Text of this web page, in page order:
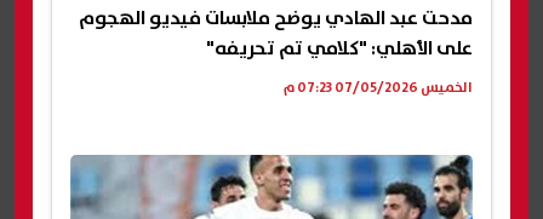
مدحت عبد الهادي يوضح ملابسات فيديو الهجوم
على الأهلي: "كلامي تم تحريفه"
الخميس 07/05/2026 07:23 م